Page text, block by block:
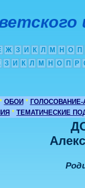
Ж З И К Л М Н О П
З И К Л М Н О П Р
* ОБОИ * ГОЛОСОВАНИЕ-
* ТЕМАТИЧЕСКИЕ